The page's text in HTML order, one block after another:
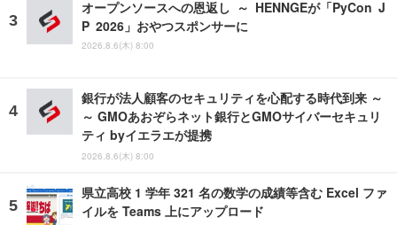
オープンソースへの恩返し ～ HENNGEが「PyCon J
P 2026」おやつスポンサーに
2026.8.6(木) 8:00
銀行が法人顧客のセキュリティを心配する時代到来 ～
～ GMOあおぞらネット銀行とGMOサイバーセキュリ
ティ byイエラエが提携
2026.8.6(木) 8:00
県立高校 1 学年 321 名の数学の成績等含む Excel ファ
イルを Teams 上にアップロード